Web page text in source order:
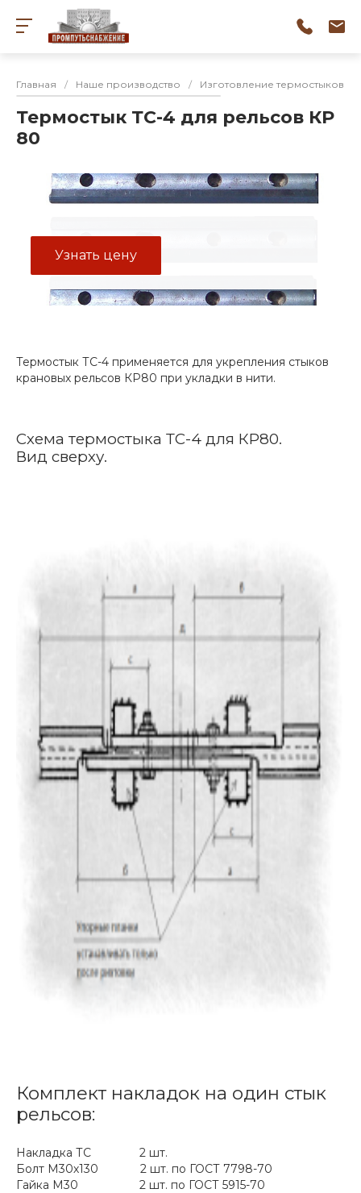
Главная / Наше производство / Изготовление термостыков
Термостык ТС-4 для рельсов КР
80
Узнать цену
Термостык ТС-4 применяется для укрепления стыков
крановых рельсов КР80 при укладки в нити.
Схема термостыка ТС-4 для КР80.
Вид сверху.
Комплект накладок на один стык
рельсов:
Накладка ТС 2 шт.
Болт М30х130 2 шт. по ГОСТ 7798-70
Гайка М30 2 шт. по ГОСТ 5915-70